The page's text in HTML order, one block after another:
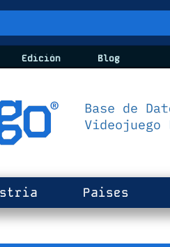
Edición Blog
Paises